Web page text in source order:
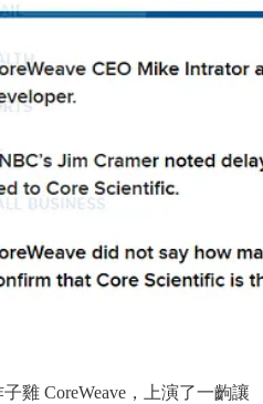
雞 CoreWeave，上演了一齣讓